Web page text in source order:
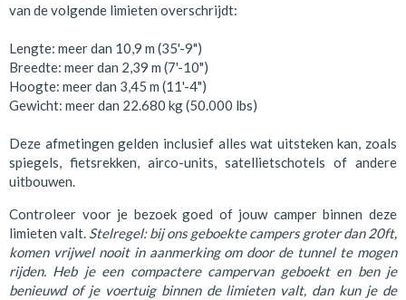
van de volgende limieten overschrijdt:
Lengte: meer dan 10,9 m (35'-9")
Breedte: meer dan 2,39 m (7'-10")
Hoogte: meer dan 3,45 m (11'-4")
Gewicht: meer dan 22.680 kg (50.000 lbs)
Deze afmetingen gelden inclusief alles wat uitsteken kan, zoals
spiegels, fietsrekken, airco-units, satellietschotels of andere
uitbouwen.
Controleer voor je bezoek goed of jouw camper binnen deze
limieten valt. Stelregel: bij ons geboekte campers groter dan 20ft,
komen vrijwel nooit in aanmerking om door de tunnel te mogen
rijden. Heb je een compactere campervan geboekt en ben je
benieuwd of je voertuig binnen de limieten valt, dan kun je de